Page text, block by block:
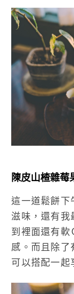
陳皮山楂雜莓
這一道鬆餅下
滋味，還有我
到裡面還有軟
感。而且除了
可以搭配一起